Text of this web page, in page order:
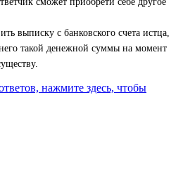
выписку с банковского счета истца,
такой денежной суммы на момент
нажмите здесь, чтобы